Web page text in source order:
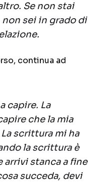
Se non stai
sei in grado di
continua ad
capire. La
che la mia
scrittura mi ha
la scrittura è
arrivi stanca a fine
succeda, devi